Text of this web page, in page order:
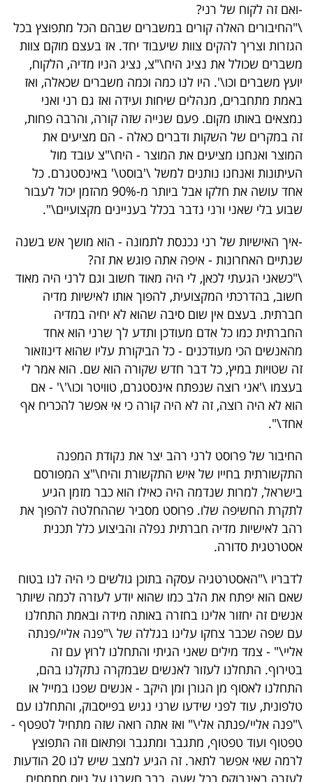
-ואם זה לקוח של רני?
\"החיבורים האלה קורים במשברים שבהם הכל מתפוצץ בכל
הגזרות וצריך להקים צוות שיעבוד יחד. אז בעצם מוקם צוות
משברים שכולל את נציג היח\"צ, נציג הניו מדיה, הלקוח,
יועץ משברים וכו\'. היו לנו כמה וכמה משברים שכאלה, ואז
באמת מתחברים, מנהלים שיחות ועידה ואז גם רני ואני
נמצאים באותו מקום. פעם שנייה שזה קורה, והרבה פחות,
זה במקרים של השקות ודברים כאלה - הם מציעים את
המוצר ואנחנו מציעים את המוצר - היח\"צ עובד מול
העיתונות ואנחנו נותנים למשל \'בוסט\' באינסטגרם. כל
אחד עושה את חלקו אבל ביותר מ-90% מהזמן יכול לעבור
שבוע בלי שאני ורני נדבר בכלל בעניינים מקצועיים\".
-איך האישיות של רני נכנסת לתמונה - הוא מושך אש בשנה
שנתיים האחרונות - איפה אתה פוגש את זה?
\"כשאני הגעתי לכאן, לי היה מאוד חשוב וגם לרני היה מאוד
חשוב, בהדרכתי המקצועית, להפוך אותו לאישיות מדיה
חברתית. בעצם אין שום סיבה שהוא לא יחיה במדיה
החברתית כמו כל אדם מעודכן ותדע לך שרני הוא אחד
מהאנשים הכי מעודכנים - כל הביקורת עליו שהוא דינוזאור
זה שטויות במיץ, כל דבר חדש שקורה הוא שם. הוא אמר לי
בעצמו \'אני רוצה שנפתח אינסטגרם, טוויטר וכו\'\' - אם
הוא לא היה רוצה, זה לא היה קורה כי אי אפשר להכריח אף
אחד\".
החיבור של פרוסט לרני רהב יצר את נקודת המפנה
התקשורתית בחייו של איש התקשורת והיח\"צ המפורסם
בישראל, למרות שנדמה היה כאילו הוא כבר מזמן הגיע
לתקרת החשיפה שלו. פרוסט מסביר שההחלטה להפוך את
רהב לאישיות מדיה חברתית נפלה והביצוע כלל תכנית
אסטרטגית סדורה.
לדבריו \"האסטרטגיה עסקה בתוכן גולשים כי היה לנו בטוח
שאם הוא יפתח את הלב כמו שהוא יודע לעזרה לכמה שיותר
אנשים זה יחזור אלינו בחזרה באותה מידה ובאמת התחלנו
עם שפה שכבר צחקו עלינו בגללה של \"פנה אליי/פנתה
אליי\" - צמד מילים שאני הגיתי והתחלנו לרוץ עם זה
בטירוף. התחלנו לעזור לאנשים שבמקרה נתקלנו בהם,
התחלנו לאסוף מן הגורן ומן היקב - אנשים שפנו במייל או
טלפונית, עוד לפני שידעו שרני נגיש בפייסבוק, והתחלנו עם
\"פנה אליי/פנתה אלי\" ואז אתה רואה שזה מתחיל לטפטף -
טפטוף ועוד טפטוף, מתגבר ומתגבר ופתאום וזה התפוצץ
לרמה שאי אפשר לתאר. זה הגיע למצב שיש לנו 20 הודעות